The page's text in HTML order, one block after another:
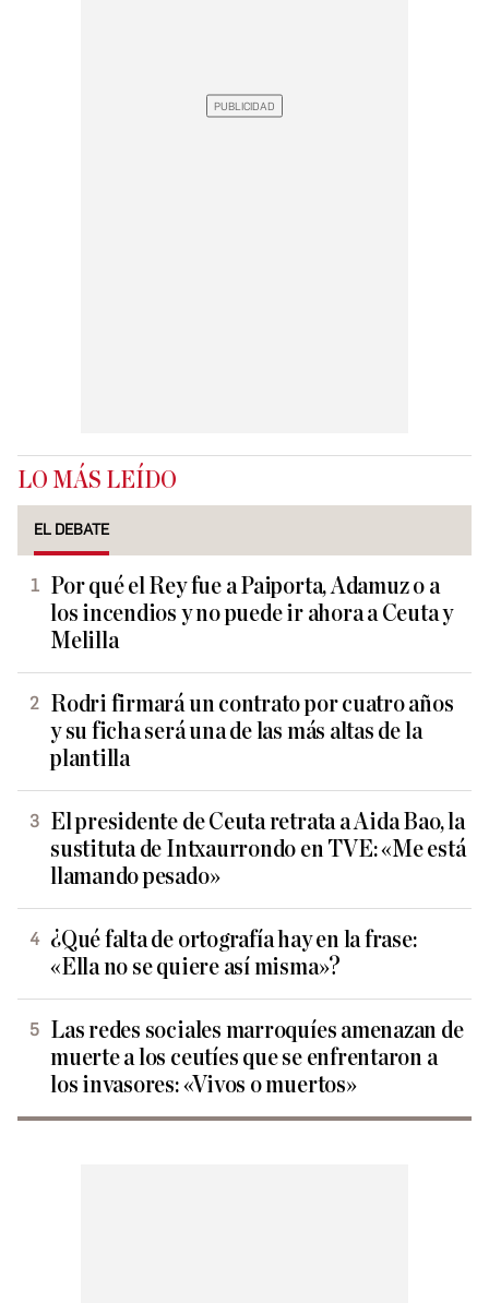
LO MÁS LEÍDO
EL DEBATE
Por qué el Rey fue a Paiporta, Adamuz o a
los incendios y no puede ir ahora a Ceuta y
Melilla
Rodri firmará un contrato por cuatro años
y su ficha será una de las más altas de la
plantilla
El presidente de Ceuta retrata a Aida Bao, la
sustituta de Intxaurrondo en TVE: «Me está
llamando pesado»
¿Qué falta de ortografía hay en la frase:
«Ella no se quiere así misma»?
Las redes sociales marroquíes amenazan de
muerte a los ceutíes que se enfrentaron a
los invasores: «Vivos o muertos»